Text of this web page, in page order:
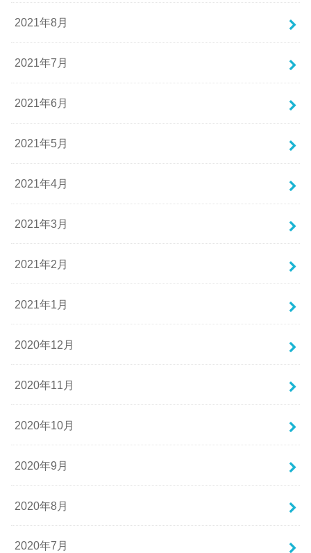
2021年8月
2021年7月
2021年6月
2021年5月
2021年4月
2021年3月
2021年2月
2021年1月
2020年12月
2020年11月
2020年10月
2020年9月
2020年8月
2020年7月